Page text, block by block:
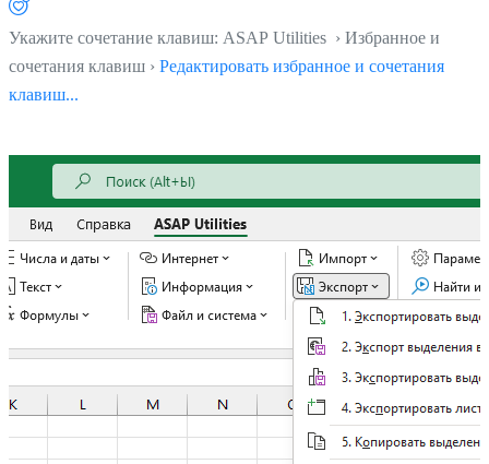
Укажите сочетание клавиш: ASAP Utilities › Избранное и
сочетания клавиш › Редактировать избранное и сочетания
клавиш...